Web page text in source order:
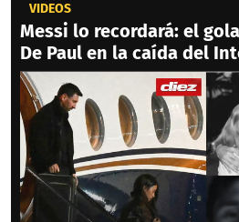
VIDEOS
Messi lo recordará: el
De Paul en la caída del